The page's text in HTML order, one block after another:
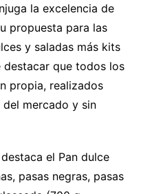
la excelencia de
propuesta para las
y saladas más kits
destacar que todos los
propia, realizados
mercado y sin
el Pan dulce
pasas negras, pasas